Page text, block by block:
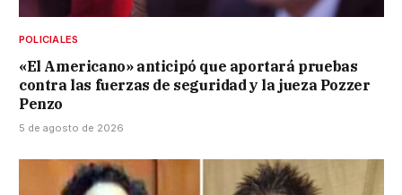
POLICIALES
«El Americano» anticipó que aportará pruebas
contra las fuerzas de seguridad y la jueza Pozzer
Penzo
5 de agosto de 2026